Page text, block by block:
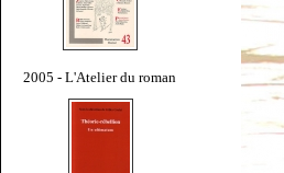
2005 - L'Atelier du roman